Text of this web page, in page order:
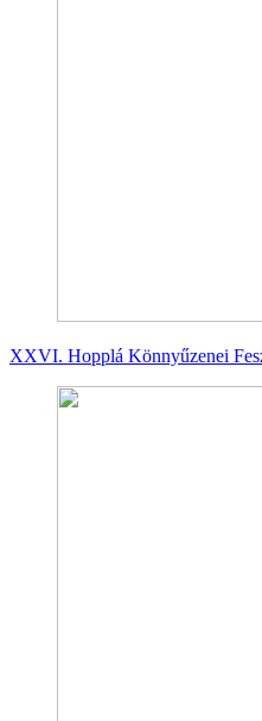
XXVI. Hopplá Könnyűzenei